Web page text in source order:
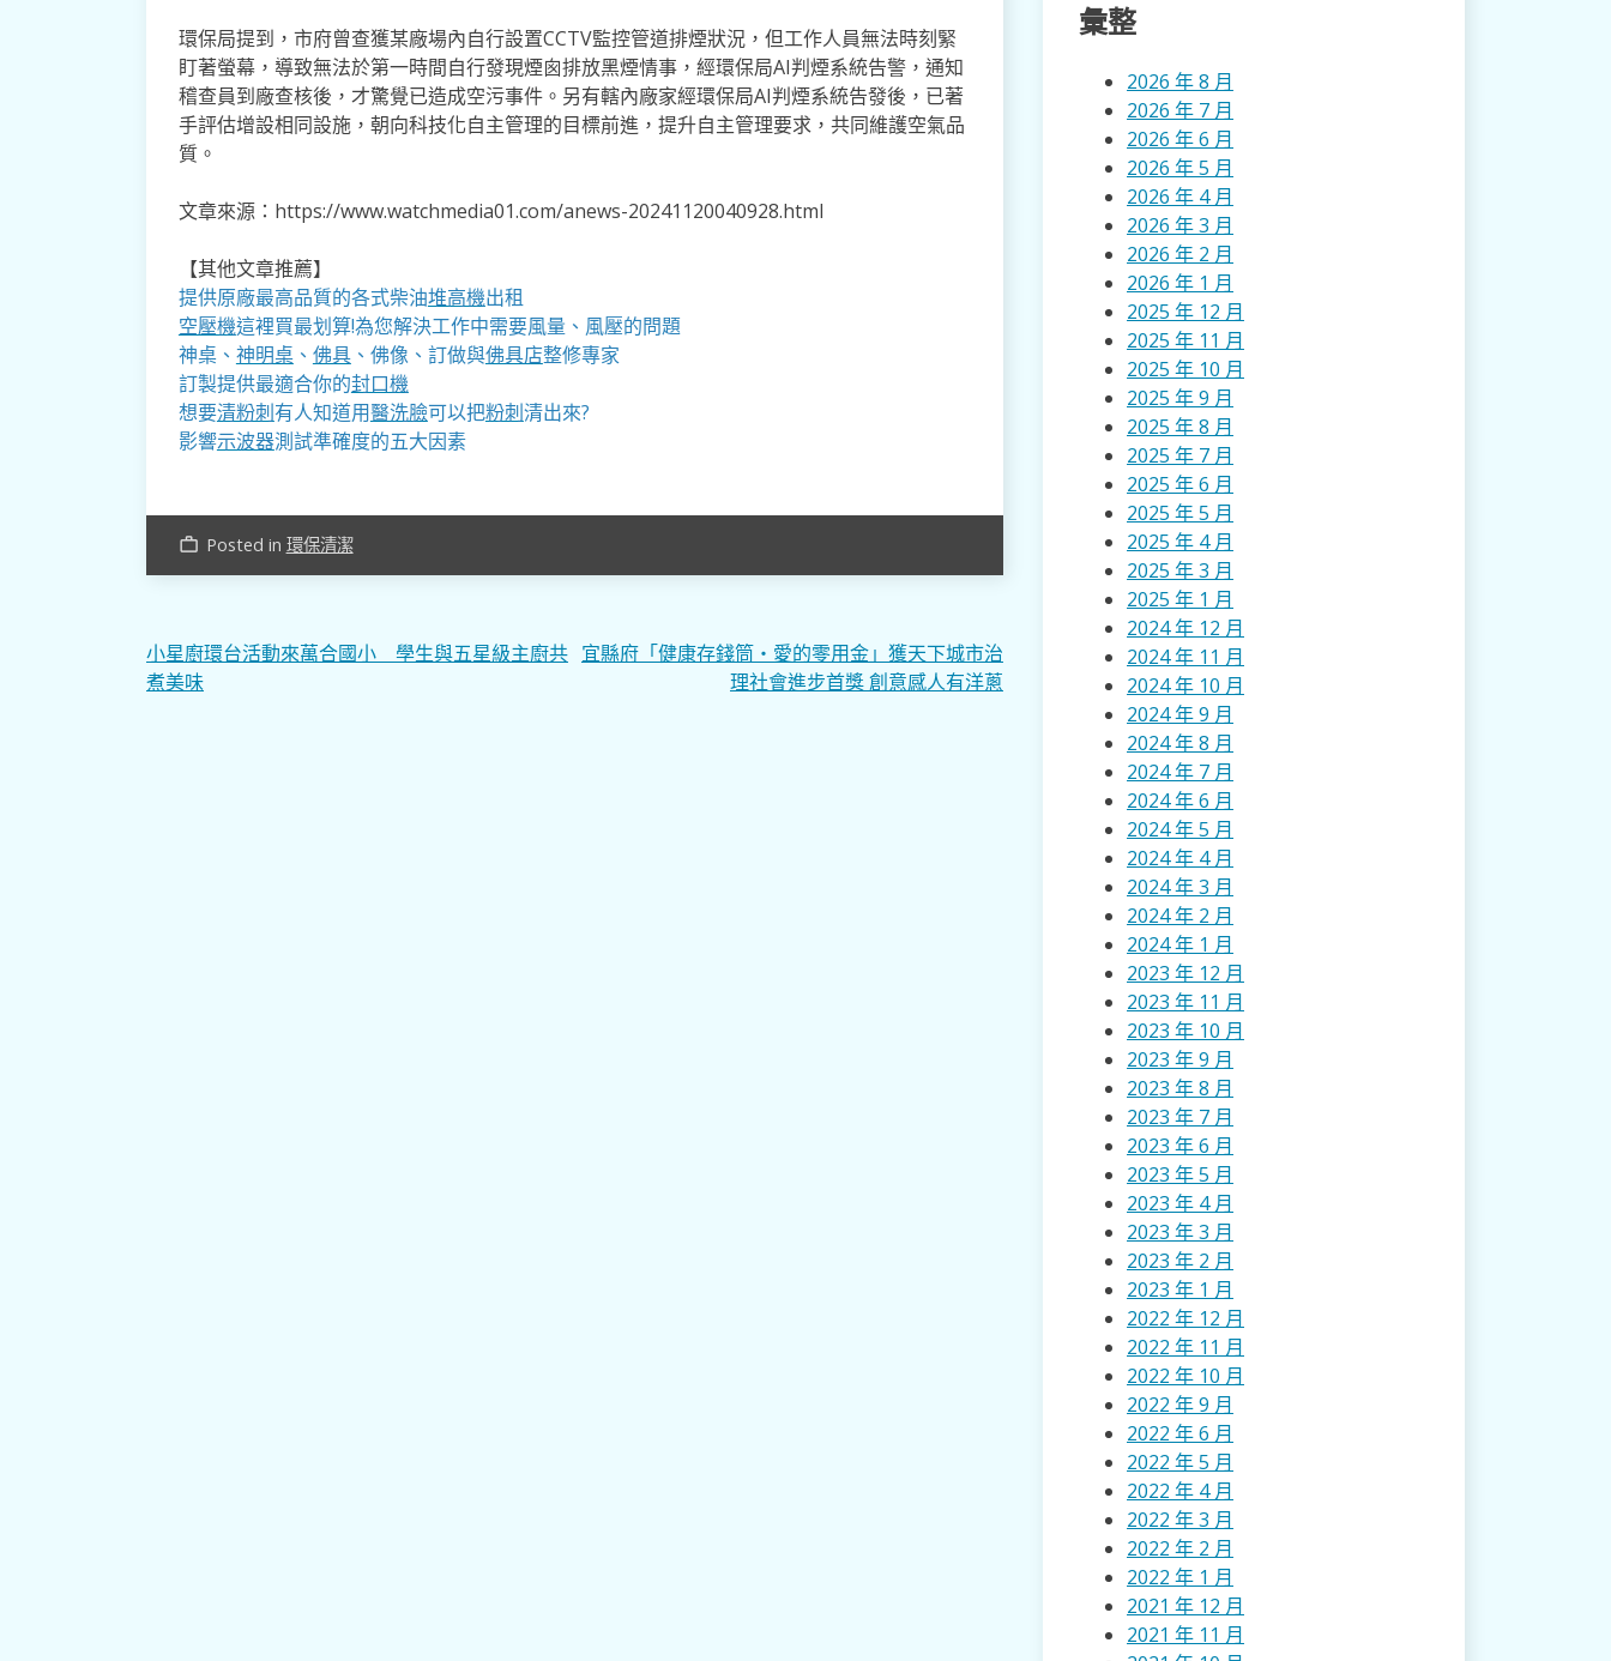
環保局提到，市府曾查獲某廠場內自行設置CCTV監控管道排煙狀況，但工作人員無法時刻緊
盯著螢幕，導致無法於第一時間自行發現煙囪排放黑煙情事，經環保局AI判煙系統告警，通知
稽查員到廠查核後，才驚覺已造成空污事件。另有轄內廠家經環保局AI判煙系統告發後，已著
手評估增設相同設施，朝向科技化自主管理的目標前進，提升自主管理要求，共同維護空氣品
質。
文章來源：https://www.watchmedia01.com/anews-20241120040928.html
【其他文章推薦】
提供原廠最高品質的各式柴油堆高機出租
空壓機這裡買最划算!為您解決工作中需要風量、風壓的問題
神桌、 神明桌、 佛具、佛像、訂做與佛具店整修專家
訂製提供最適合你的封口機
想要清粉刺有人知道用醫洗臉可以把粉刺清出來?
影響示波器測試準確度的五大因素
work_outline Posted in 環保清潔
文
章
小星廚環台活動來萬合國小 學生與五星級主廚共
煮美味
宜縣府「健康存錢筒・愛的零用金」獲天下城市治
理社會進步首獎 創意感人有洋蔥
彙整
2026 年 8 月
2026 年 7 月
2026 年 6 月
2026 年 5 月
2026 年 4 月
2026 年 3 月
2026 年 2 月
2026 年 1 月
2025 年 12 月
2025 年 11 月
2025 年 10 月
2025 年 9 月
2025 年 8 月
2025 年 7 月
2025 年 6 月
2025 年 5 月
2025 年 4 月
2025 年 3 月
2025 年 1 月
2024 年 12 月
2024 年 11 月
2024 年 10 月
2024 年 9 月
2024 年 8 月
2024 年 7 月
2024 年 6 月
2024 年 5 月
2024 年 4 月
2024 年 3 月
2024 年 2 月
2024 年 1 月
2023 年 12 月
2023 年 11 月
2023 年 10 月
2023 年 9 月
2023 年 8 月
2023 年 7 月
2023 年 6 月
2023 年 5 月
2023 年 4 月
2023 年 3 月
2023 年 2 月
2023 年 1 月
2022 年 12 月
2022 年 11 月
2022 年 10 月
2022 年 9 月
2022 年 6 月
2022 年 5 月
2022 年 4 月
2022 年 3 月
2022 年 2 月
2022 年 1 月
2021 年 12 月
2021 年 11 月